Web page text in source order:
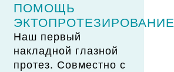
ПОМОЩЬ
ЭКТОПРОТЕЗИРОВАНИЕ
Наш первый
накладной глазной
протез. Совместно с